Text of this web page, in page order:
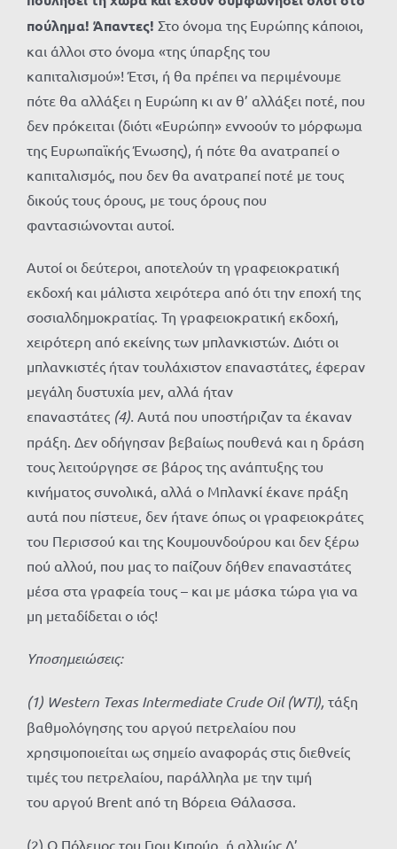
πούλημα! Άπαντες! Στο όνομα της Ευρώπης κάποιοι,
και άλλοι στο όνομα «της ύπαρξης του
καπιταλισμού»! Έτσι, ή θα πρέπει να περιμένουμε
πότε θα αλλάξει η Ευρώπη κι αν θ’ αλλάξει ποτέ, που
δεν πρόκειται (διότι «Ευρώπη» εννοούν το μόρφωμα
της Ευρωπαϊκής Ένωσης), ή πότε θα ανατραπεί ο
καπιταλισμός, που δεν θα ανατραπεί ποτέ με τους
δικούς τους όρους, με τους όρους που
φαντασιώνονται αυτοί.
Αυτοί οι δεύτεροι, αποτελούν τη γραφειοκρατική
εκδοχή και μάλιστα χειρότερα από ότι την εποχή της
σοσιαλδημοκρατίας. Τη γραφειοκρατική εκδοχή,
χειρότερη από εκείνης των μπλανκιστών. Διότι οι
μπλανκιστές ήταν τουλάχιστον επαναστάτες, έφεραν
μεγάλη δυστυχία μεν, αλλά ήταν
επαναστάτες (4). Αυτά που υποστήριζαν τα έκαναν
πράξη. Δεν οδήγησαν βεβαίως πουθενά και η δράση
τους λειτούργησε σε βάρος της ανάπτυξης του
κινήματος συνολικά, αλλά ο Μπλανκί έκανε πράξη
αυτά που πίστευε, δεν ήτανε όπως οι γραφειοκράτες
του Περισσού και της Κουμουνδούρου και δεν ξέρω
πού αλλού, που μας το παίζουν δήθεν επαναστάτες
μέσα στα γραφεία τους – και με μάσκα τώρα για να
μη μεταδίδεται ο ιός!
Υποσημειώσεις:
(1) Western Texas Intermediate Crude Oil (WTI), τάξη
βαθμολόγησης του αργού πετρελαίου που
χρησιμοποιείται ως σημείο αναφοράς στις διεθνείς
τιμές του πετρελαίου, παράλληλα με την τιμή
του αργού Brent από τη Βόρεια Θάλασσα.
(2) Ο Πόλεμος του Γιομ Κιπούρ, ή αλλιώς Δ’